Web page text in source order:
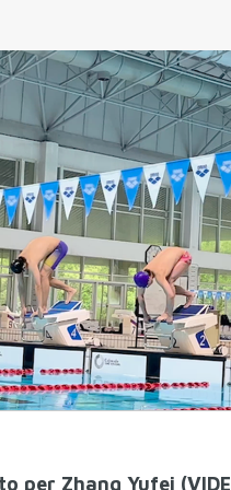
per Zhang Yufei